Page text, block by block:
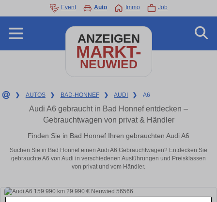
Event Auto Immo Job
ANZEIGEN
MARKT-
NEUWIED
❯ AUTOS ❯ BAD-HONNEF ❯ AUDI ❯ A6
Audi A6 gebraucht in Bad Honnef entdecken –
Gebrauchtwagen von privat & Händler
Finden Sie in Bad Honnef Ihren gebrauchten Audi A6
Suchen Sie in Bad Honnef einen Audi A6 Gebrauchtwagen? Entdecken Sie
gebrauchte A6 von Audi in verschiedenen Ausführungen und Preisklassen
von privat und vom Händler.